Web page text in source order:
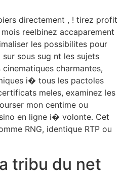
directement , ! tirez profit
reelbinez accaparement
les possibilites pour
sous sug nt les sujets
charmantes,
i� tous les pactoles
meles, examinez les
mon centime ou
en ligne i� volonte. Cet
RNG, identique RTP ou
tribu du net